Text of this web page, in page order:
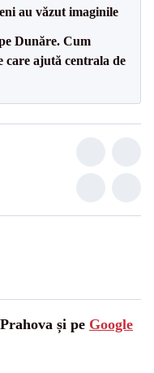
au văzut imaginile
Dunăre. Cum
care ajută centrala de
și pe Google